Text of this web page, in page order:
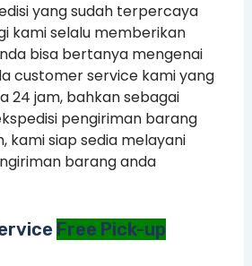
yang sudah terpercaya
kami selalu memberikan
bisa bertanya mengenai
customer service kami yang
24 jam, bahkan sebagai
pengiriman barang
kami siap sedia melayani
barang anda
Free Pick-up